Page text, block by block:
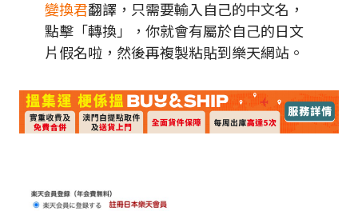
變換君翻譯，只需要輸入自己的中文名，
點擊「轉換」，你就會有屬於自己的日文
片假名啦，然後再複製粘貼到樂天網站。